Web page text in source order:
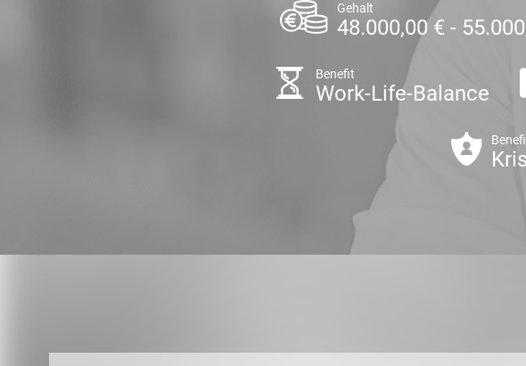
Gehalt
48.000,00 € -
Benefit
Work-Life-Balance